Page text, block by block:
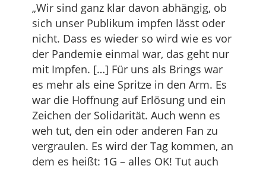
„Wir sind ganz klar davon abhängig, ob
sich unser Publikum impfen lässt oder
nicht. Dass es wieder so wird wie es vor
der Pandemie einmal war, das geht nur
mit Impfen. […] Für uns als Brings war
es mehr als eine Spritze in den Arm. Es
war die Hoffnung auf Erlösung und ein
Zeichen der Solidarität. Auch wenn es
weh tut, den ein oder anderen Fan zu
vergraulen. Es wird der Tag kommen, an
dem es heißt: 1G – alles OK! Tut auch